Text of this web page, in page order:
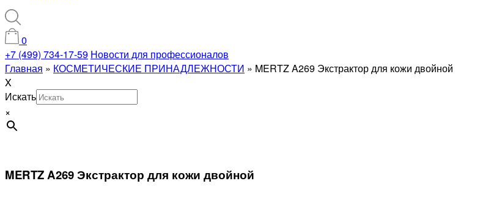
0
+7 (499) 734-17-59 Новости для профессионалов
Главная » КОСМЕТИЧЕСКИЕ ПРИНАДЛЕЖНОСТИ » MERTZ A269 Экстрактор для кожи двойной
X
Искать
×
MERTZ A269 Экстрактор для кожи двойной